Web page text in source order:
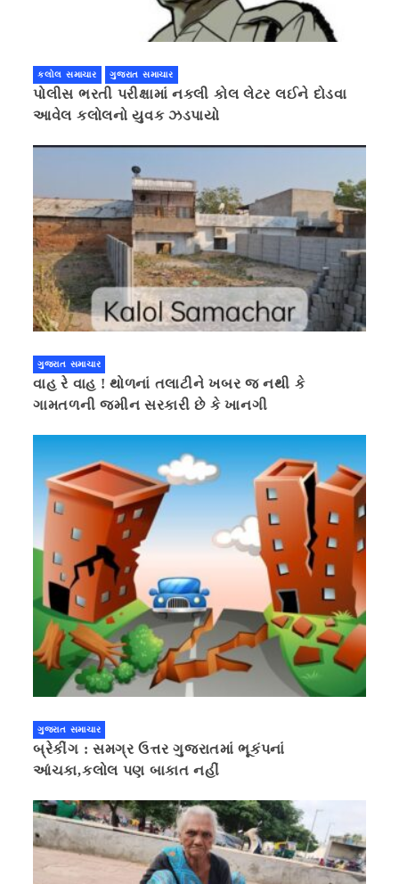
કલોલ સમાચાર ગુજરાત સમાચાર
પોલીસ ભરતી પરીક્ષામાં નકલી કોલ લેટર લઈને દોડવા
આવેલ કલોલનો યુવક ઝડપાયો
ગુજરાત સમાચાર
વાહ રે વાહ ! થોળનાં તલાટીને ખબર જ નથી કે
ગામતળની જમીન સરકારી છે કે ખાનગી
ગુજરાત સમાચાર
બ્રેકીંગ : સમગ્ર ઉત્તર ગુજરાતમાં ભૂકંપનાં
આંચકા,કલોલ પણ બાકાત નહીં